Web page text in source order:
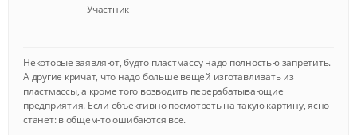
Участник
Некоторые заявляют, будто пластмассу надо полностью запретить.
А другие кричат, что надо больше вещей изготавливать из
пластмассы, а кроме того возводить перерабатывающие
предприятия. Если объективно посмотреть на такую картину, ясно
станет: в общем-то ошибаются все.